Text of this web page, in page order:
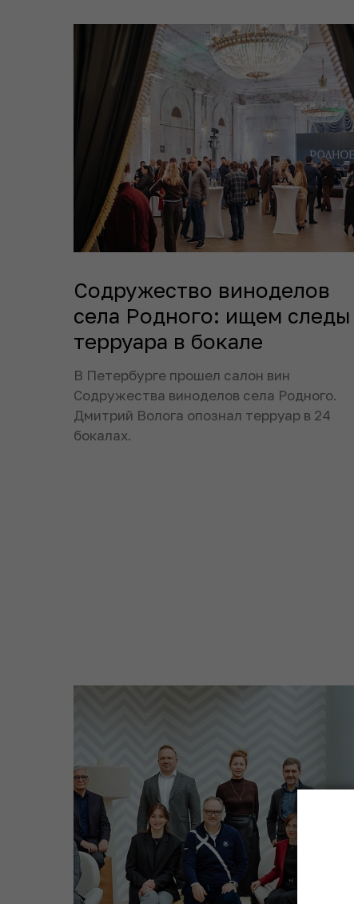
Содружество виноделов
села Родного: ищем следы
терруара в бокале
В Петербурге прошел салон вин
Содружества виноделов села Родного.
Дмитрий Волога опознал терруар в 24
бокалах.